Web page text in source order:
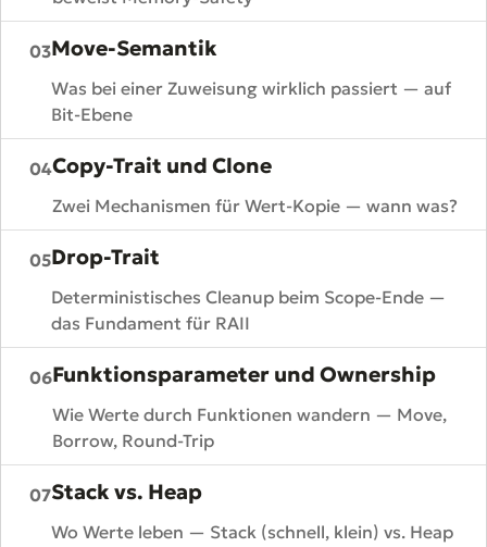
03Move-Semantik
Was bei einer Zuweisung wirklich passiert — auf
Bit-Ebene
04Copy-Trait und Clone
Zwei Mechanismen für Wert-Kopie — wann was?
05Drop-Trait
Deterministisches Cleanup beim Scope-Ende —
das Fundament für RAII
06Funktionsparameter und Ownership
Wie Werte durch Funktionen wandern — Move,
Borrow, Round-Trip
07Stack vs. Heap
Wo Werte leben — Stack (schnell, klein) vs. Heap